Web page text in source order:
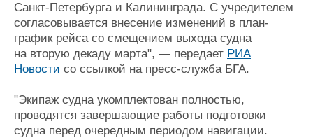
Словарь
Отзывы
Все службы
Санкт-Петербурга и Калининграда. С учредителем
согласовывается внесение изменений в план-
график рейса со смещением выхода судна
на вторую декаду марта", — передает РИА
Новости со ссылкой на пресс-служба БГА.
"Экипаж судна укомплектован полностью,
проводятся завершающие работы подготовки
судна перед очередным периодом навигации.